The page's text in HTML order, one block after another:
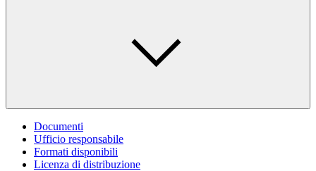
Documenti
Ufficio responsabile
Formati disponibili
Licenza di distribuzione